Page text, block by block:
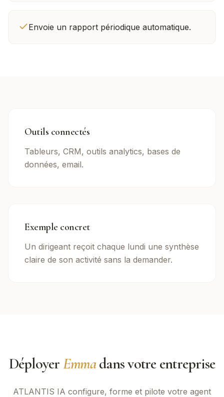
Envoie un rapport périodique automatique.
Outils connectés
Tableurs, CRM, outils analytics, bases de
données, email.
Exemple concret
Un dirigeant reçoit chaque lundi une synthèse
claire de son activité sans la demander.
DéployerEmmadans votre entreprise
ATLANTIS IA configure, forme et pilote votre agent